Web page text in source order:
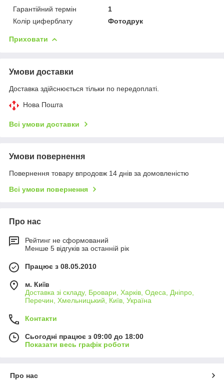
Гарантійний термін
1
Колір циферблату
Фотодрук
Приховати
Умови доставки
Доставка здійснюється тільки по передоплаті.
Нова Пошта
Всі умови доставки
Умови повернення
Повернення товару впродовж 14 днів за домовленістю
Всі умови повернення
Про нас
Рейтинг не сформований
Менше 5 відгуків за останній рік
Працює з 08.05.2010
м. Київ
Доставка зі складу, Бровари, Харків, Одеса, Дніпро,
Перечин, Хмельницький, Київ, Україна
Контакти
Сьогодні працює з 09:00 до 18:00
Показати весь графік роботи
Про нас